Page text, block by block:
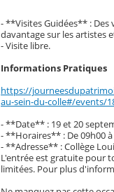
- **Visites Guidées** :
davantage sur les artistes
- Visite libre.
Informations Pratiques
https://
au-sein-du-colle#/events/
- **Date** : 19 et 20
- **Horaires** : De 09h00
- **Adresse** : Collège
L'entrée est gratuite pour
limitées. Pour plus